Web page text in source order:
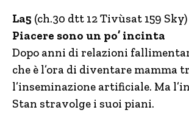
La5 (ch.30 dtt 12 Tivùsat 159 Sky)
Piacere sono un po’ incinta
Dopo anni di relazioni
che è l’ora di diventare mamma
l’inseminazione artificiale. Ma
Stan stravolge i suoi piani.